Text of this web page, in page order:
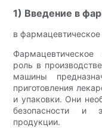
1) Введение в
в
роль в
машины
приготовления
и упаковки. Они
безопасности и
продукции.